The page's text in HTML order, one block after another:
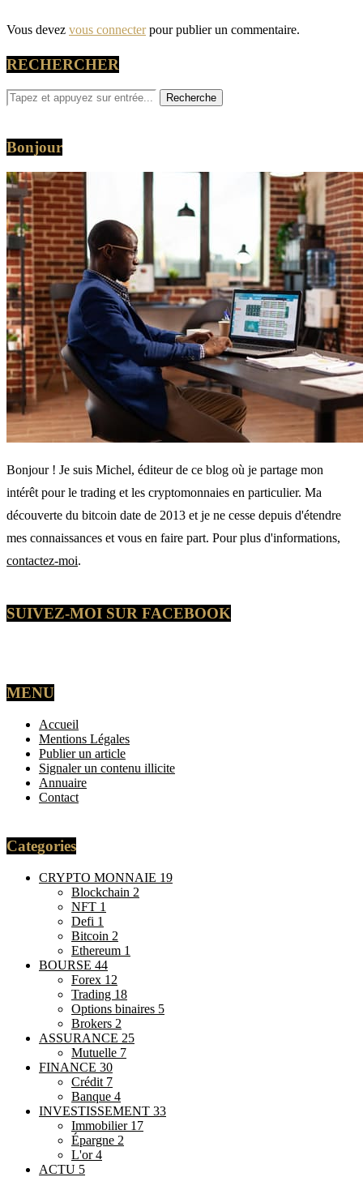
Vous devez vous connecterpour publier un commentaire.
RECHERCHER
Bonjour
Bonjour ! Je suis Michel, éditeur de ce blog où je partage mon
intérêt pour le trading et les cryptomonnaies en particulier. Ma
découverte du bitcoin date de 2013 et je ne cesse depuis d'étendre
mes connaissances et vous en faire part. Pour plus d'informations,
contactez-moi.
SUIVEZ-MOI SUR FACEBOOK
MENU
Accueil
Mentions Légales
Publier un article
Signaler un contenu illicite
Annuaire
Contact
Categories
CRYPTO MONNAIE 19
Blockchain 2
NFT 1
Defi 1
Bitcoin 2
Ethereum 1
BOURSE 44
Forex 12
Trading 18
Options binaires 5
Brokers 2
ASSURANCE 25
Mutuelle 7
FINANCE 30
Crédit 7
Banque 4
INVESTISSEMENT 33
Immobilier 17
Épargne 2
L'or4
ACTU 5